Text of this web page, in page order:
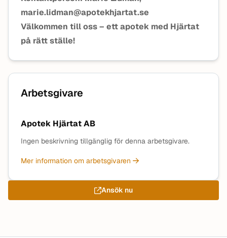
marie.lidman@apotekhjartat.se
Välkommen till oss – ett apotek med Hjärtat
på rätt ställe!
Arbetsgivare
Apotek Hjärtat AB
Ingen beskrivning tillgänglig för denna arbetsgivare.
Mer information om arbetsgivaren
Ansök nu